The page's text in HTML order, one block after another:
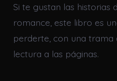
Si te gustan las historias
romance, este libro es
perderte, con una
lectura a las páginas.